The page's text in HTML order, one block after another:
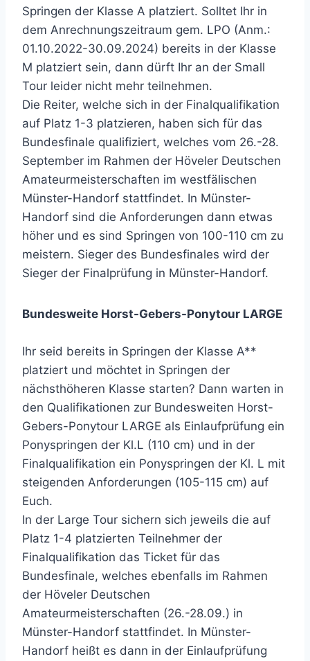
Springen der Klasse A platziert. Solltet Ihr in
dem Anrechnungszeitraum gem. LPO (Anm.:
01.10.2022-30.09.2024) bereits in der Klasse
M platziert sein, dann dürft Ihr an der Small
Tour leider nicht mehr teilnehmen.
Die Reiter, welche sich in der Finalqualifikation
auf Platz 1-3 platzieren, haben sich für das
Bundesfinale qualifiziert, welches vom 26.-28.
September im Rahmen der Höveler Deutschen
Amateurmeisterschaften im westfälischen
Münster-Handorf stattfindet. In Münster-
Handorf sind die Anforderungen dann etwas
höher und es sind Springen von 100-110 cm zu
meistern. Sieger des Bundesfinales wird der
Sieger der Finalprüfung in Münster-Handorf.
Bundesweite Horst-Gebers-Ponytour LARGE
Ihr seid bereits in Springen der Klasse A**
platziert und möchtet in Springen der
nächsthöheren Klasse starten? Dann warten in
den Qualifikationen zur Bundesweiten Horst-
Gebers-Ponytour LARGE als Einlaufprüfung ein
Ponyspringen der Kl.L (110 cm) und in der
Finalqualifikation ein Ponyspringen der Kl. L mit
steigenden Anforderungen (105-115 cm) auf
Euch.
In der Large Tour sichern sich jeweils die auf
Platz 1-4 platzierten Teilnehmer der
Finalqualifikation das Ticket für das
Bundesfinale, welches ebenfalls im Rahmen
der Höveler Deutschen
Amateurmeisterschaften (26.-28.09.) in
Münster-Handorf stattfindet. In Münster-
Handorf heißt es dann in der Einlaufprüfung